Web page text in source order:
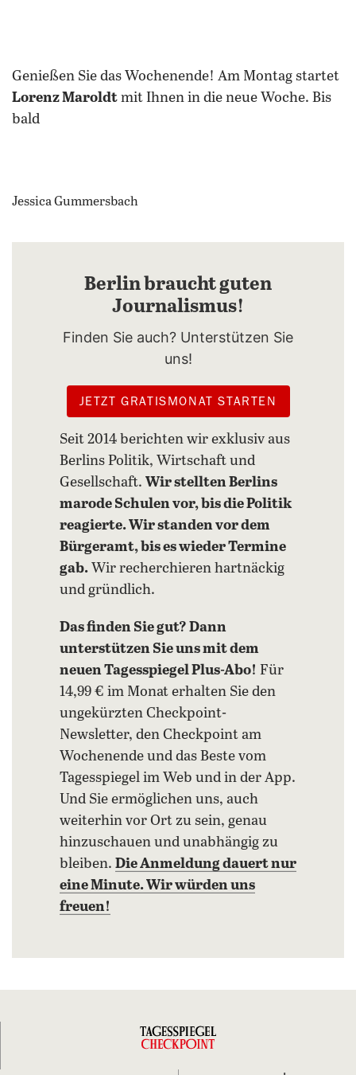
Genießen Sie das Wochenende! Am Montag startet
Lorenz Maroldt mit Ihnen in die neue Woche. Bis
bald
Jessica Gummersbach
Berlin braucht guten
Journalismus!
Finden Sie auch? Unterstützen Sie
uns!
JETZT GRATISMONAT STARTEN
Seit 2014 berichten wir exklusiv aus
Berlins Politik, Wirtschaft und
Gesellschaft. Wir stellten Berlins
marode Schulen vor, bis die Politik
reagierte. Wir standen vor dem
Bürgeramt, bis es wieder Termine
gab. Wir recherchieren hartnäckig
und gründlich.
Das finden Sie gut? Dann
unterstützen Sie uns mit dem
neuen Tagesspiegel Plus-Abo! Für
14,99 € im Monat erhalten Sie den
ungekürzten Checkpoint-
Newsletter, den Checkpoint am
Wochenende und das Beste vom
Tagesspiegel im Web und in der App.
Und Sie ermöglichen uns, auch
weiterhin vor Ort zu sein, genau
hinzuschauen und unabhängig zu
bleiben. Die Anmeldung dauert nur
eine Minute. Wir würden uns
freuen!